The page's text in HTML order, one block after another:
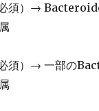
須）→
須）→ 一部の